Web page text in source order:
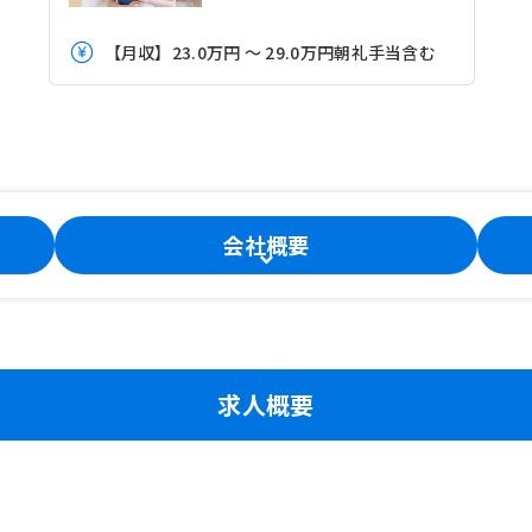
【月収】23.0万円 ～ 29.0万円朝礼手当含む
会社概要
求人概要